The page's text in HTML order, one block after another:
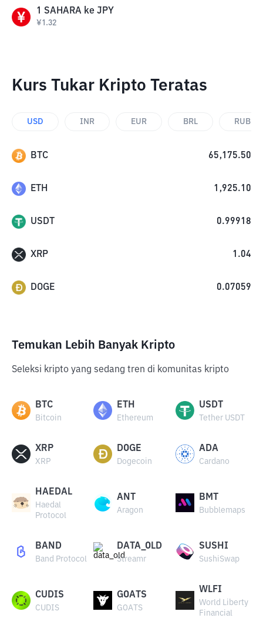
1 SAHARA ke JPY
¥1.32
Kurs Tukar Kripto Teratas
USD INR EUR BRL RUB
BTC 65,175.50
ETH 1,925.10
USDT 0.99918
XRP 1.04
DOGE 0.07059
Temukan Lebih Banyak Kripto
Seleksi kripto yang sedang tren di komunitas kripto
BTC
Bitcoin
ETH
Ethereum
USDT
Tether USDT
XRP
XRP
DOGE
Dogecoin
ADA
Cardano
HAEDAL
Haedal
Protocol
ANT
Aragon
BMT
Bubblemaps
BAND
Band Protocol
DATA_OLD
Streamr
SUSHI
SushiSwap
CUDIS
CUDIS
GOATS
GOATS
WLFI
World Liberty
Financial